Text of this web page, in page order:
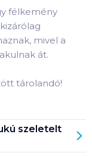
félkemény
mivel a
át.
tárolandó!
szeletelt